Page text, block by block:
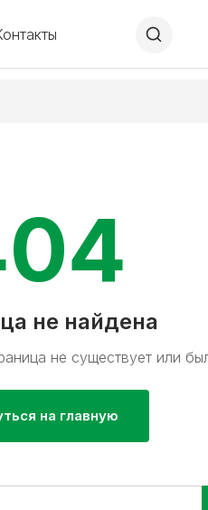
не найдена
не существует или
на главную